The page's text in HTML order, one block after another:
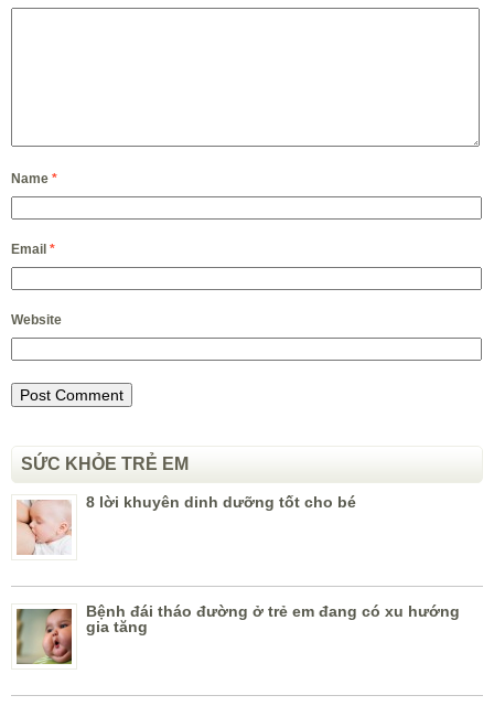
Name *
Email *
Website
SỨC KHỎE TRẺ EM
8 lời khuyên dinh dưỡng tốt cho bé
Bệnh đái tháo đường ở trẻ em đang có xu hướng
gia tăng